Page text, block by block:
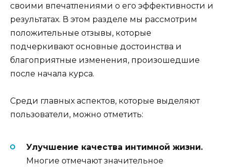
своими впечатлениями о его эффективности и
результатах. В этом разделе мы рассмотрим
положительные отзывы, которые
подчеркивают основные достоинства и
благоприятные изменения, произошедшие
после начала курса.
Среди главных аспектов, которые выделяют
пользователи, можно отметить:
Улучшение качества интимной жизни.
Многие отмечают значительное